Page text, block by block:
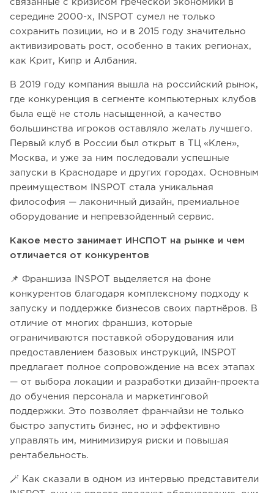
связанные с кризисом греческой экономики в
середине 2000-х, INSPOT сумел не только
сохранить позиции, но и в 2015 году значительно
активизировать рост, особенно в таких регионах,
как Крит, Кипр и Албания.
В 2019 году компания вышла на российский рынок,
где конкуренция в сегменте компьютерных клубов
была ещё не столь насыщенной, а качество
большинства игроков оставляло желать лучшего.
Первый клуб в России был открыт в ТЦ «Клен»,
Москва, и уже за ним последовали успешные
запуски в Краснодаре и других городах. Основным
преимуществом INSPOT стала уникальная
философия — лаконичный дизайн, премиальное
оборудование и непревзойденный сервис.
Какое место занимает ИНСПОТ на рынке и чем
отличается от конкурентов
📌 Франшиза INSPOT выделяется на фоне
конкурентов благодаря комплексному подходу к
запуску и поддержке бизнесов своих партнёров. В
отличие от многих франшиз, которые
ограничиваются поставкой оборудования или
предоставлением базовых инструкций, INSPOT
предлагает полное сопровождение на всех этапах
— от выбора локации и разработки дизайн-проекта
до обучения персонала и маркетинговой
поддержки. Это позволяет франчайзи не только
быстро запустить бизнес, но и эффективно
управлять им, минимизируя риски и повышая
рентабельность.
🪄 Как сказали в одном из интервью представители